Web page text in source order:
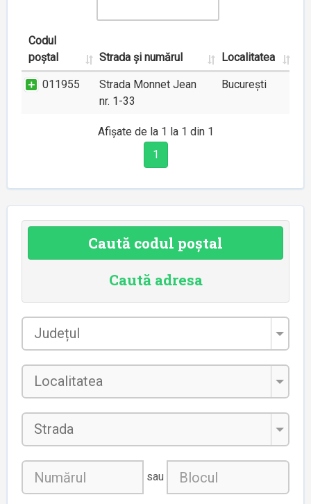
Codul
poștal
Strada și numărul Localitatea
011955
Strada Monnet Jean
nr. 1-33
București
Afișate de la 1 la 1 din 1
1
Caută codul poștal
Caută adresa
Județul
Localitatea
Strada
sau